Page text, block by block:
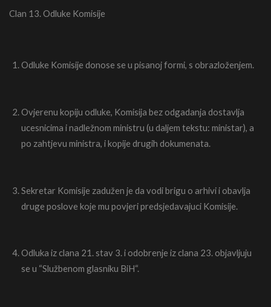
Clan 13. Odluke Komisije
Odluke Komisije donose se u pisanoj formi, s obrazloženjem.
Ovjerenu kopiju odluke, Komisija bez odgadanja dostavlja
ucesnicima i nadležnom ministru (u daljem tekstu: ministar), a
po zahtjevu ministra, i kopije drugih dokumenata.
Sekretar Komisije zadužen je da vodi brigu o arhivi i obavlja
druge poslove koje mu povjeri predsjedavajuci Komisije.
Odluka iz clana 21. stav 3. i odobrenje iz clana 23. objavljuju
se u “Službenom glasniku BiH“.